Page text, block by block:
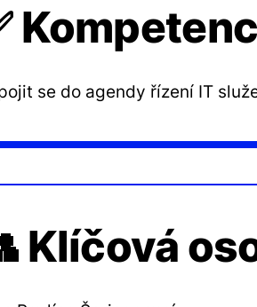
se do agendy řízení IT
Klíčová